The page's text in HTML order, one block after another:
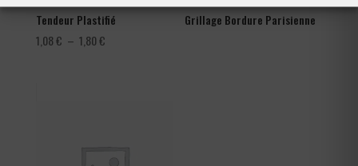
Tendeur Plastifié
1,08€ – 1,80€Plage
Grillage Bordure Parisienne